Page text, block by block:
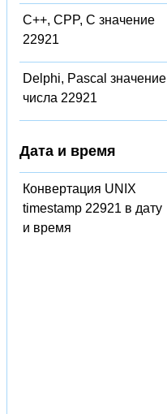
C++, CPP, C значение
22921
Delphi, Pascal значение
числа 22921
Дата и время
Конвертация UNIX
timestamp 22921 в дату
и время